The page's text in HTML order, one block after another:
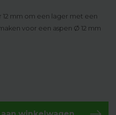
12 mm om een lager met een
voor een aspen Ø 12 mm